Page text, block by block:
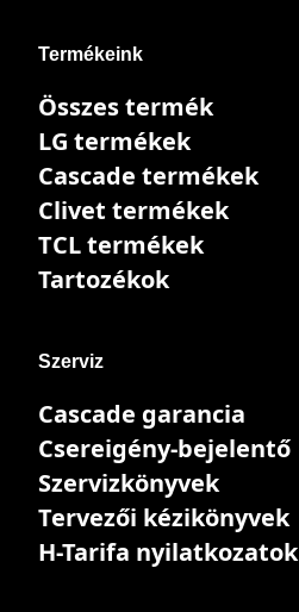
Termékeink
Összes termék
LG termékek
Cascade termékek
Clivet termékek
TCL termékek
Tartozékok
Szerviz
Cascade garancia
Csereigény-bejelentő
Szervizkönyvek
Tervezői kézikönyvek
H-Tarifa nyilatkozatok